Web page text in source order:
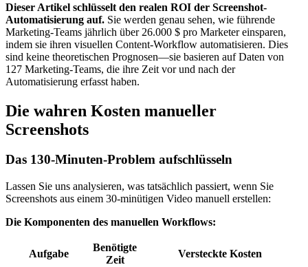
Dieser Artikel schlüsselt den realen ROI der Screenshot-
Automatisierung auf. Sie werden genau sehen, wie führende
Marketing-Teams jährlich über 26.000 $ pro Marketer einsparen,
indem sie ihren visuellen Content-Workflow automatisieren. Dies
sind keine theoretischen Prognosen—sie basieren auf Daten von
127 Marketing-Teams, die ihre Zeit vor und nach der
Automatisierung erfasst haben.
Die wahren Kosten manueller
Screenshots
Das 130-Minuten-Problem aufschlüsseln
Lassen Sie uns analysieren, was tatsächlich passiert, wenn Sie
Screenshots aus einem 30-minütigen Video manuell erstellen:
Die Komponenten des manuellen Workflows:
Aufgabe
Benötigte
Zeit
Versteckte Kosten